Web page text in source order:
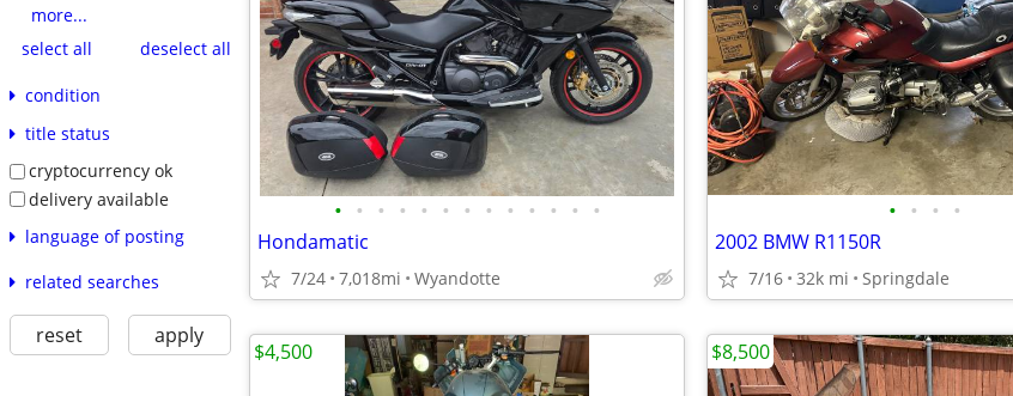
more...
select all
deselect all
condition
title status
cryptocurrency ok
delivery available
language of posting
related searches
reset apply
• • • • • • • • • • • • •
Hondamatic
7/24 7,018mi Wyandotte
• • • •
2002 BMW R1150R
7/16 32k mi Springdale
$4,500 $8,500